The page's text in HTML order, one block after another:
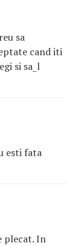
sa
cand iti
si sa_l
esti fata
plecat. In